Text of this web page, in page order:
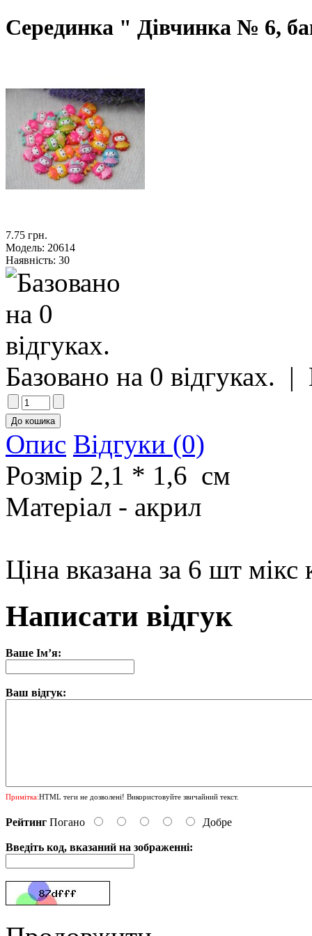
Серединка " Дівчинка № 6,
7.75 грн.
Модель: 20614
Наявність: 30
Базовано на 0 відгуках. |
Опис Відгуки (0)
Розмір 2,1 * 1,6 см
Матеріал - акрил
Ціна вказана за 6 шт
Написати відгук
Ваше Ім’я:
Ваш відгук:
Примітка:HTML теги не дозволені! Використовуйте звичайний текст.
Рейтинг Погано Добре
Введіть код, вказаний на зображенні: